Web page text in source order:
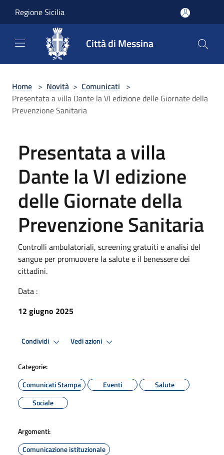
Regione Sicilia
Città di Messina
Home > Novità > Comunicati >
Presentata a villa Dante la VI edizione delle Giornate della
Prevenzione Sanitaria
Presentata a villa
Dante la VI edizione
delle Giornate della
Prevenzione Sanitaria
Controlli ambulatoriali, screening gratuiti e analisi del
sangue per promuovere la salute e il benessere dei
cittadini.
Data :
12 giugno 2025
Condividi Vedi azioni
Categorie:
Comunicati Stampa
Eventi
Salute
Sociale
Argomenti:
Comunicazione istituzionale